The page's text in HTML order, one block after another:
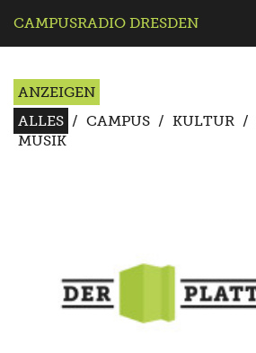
CAMPUSRADIO DRESDEN
ANZEIGEN
ALLES / CAMPUS / KULTUR /
MUSIK